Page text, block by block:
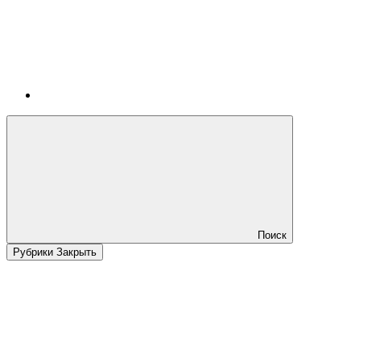
Поиск
Рубрики Закрыть